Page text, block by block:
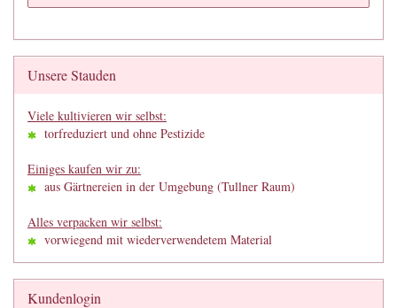
Unsere Stauden
Viele kultivieren wir selbst:
torfreduziert und ohne Pestizide
Einiges kaufen wir zu:
aus Gärtnereien in der Umgebung (Tullner Raum)
Alles verpacken wir selbst:
vorwiegend mit wiederverwendetem Material
Kundenlogin